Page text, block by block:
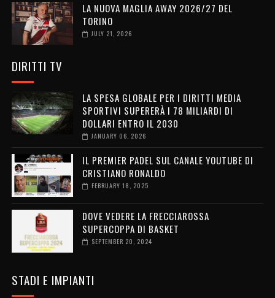
LA NUOVA MAGLIA AWAY 2026/27 DEL
TORINO
JULY 21, 2026
DIRITTI TV
LA SPESA GLOBALE PER I DIRITTI MEDIA
SPORTIVI SUPERERÀ I 78 MILIARDI DI
DOLLARI ENTRO IL 2030
JANUARY 06, 2026
IL PREMIER PADEL SUL CANALE YOUTUBE DI
CRISTIANO RONALDO
FEBRUARY 18, 2025
DOVE VEDERE LA FRECCIAROSSA
SUPERCOPPA DI BASKET
SEPTEMBER 20, 2024
STADI E IMPIANTI